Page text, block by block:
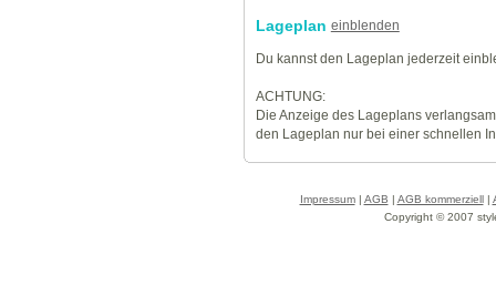
Lageplan einblenden
Du kannst den Lageplan jederzeit
ACHTUNG:
Die Anzeige des Lageplans
den Lageplan nur bei einer schnellen
Impressum| AGB | AGB kommerziell|
Copyright © 2007